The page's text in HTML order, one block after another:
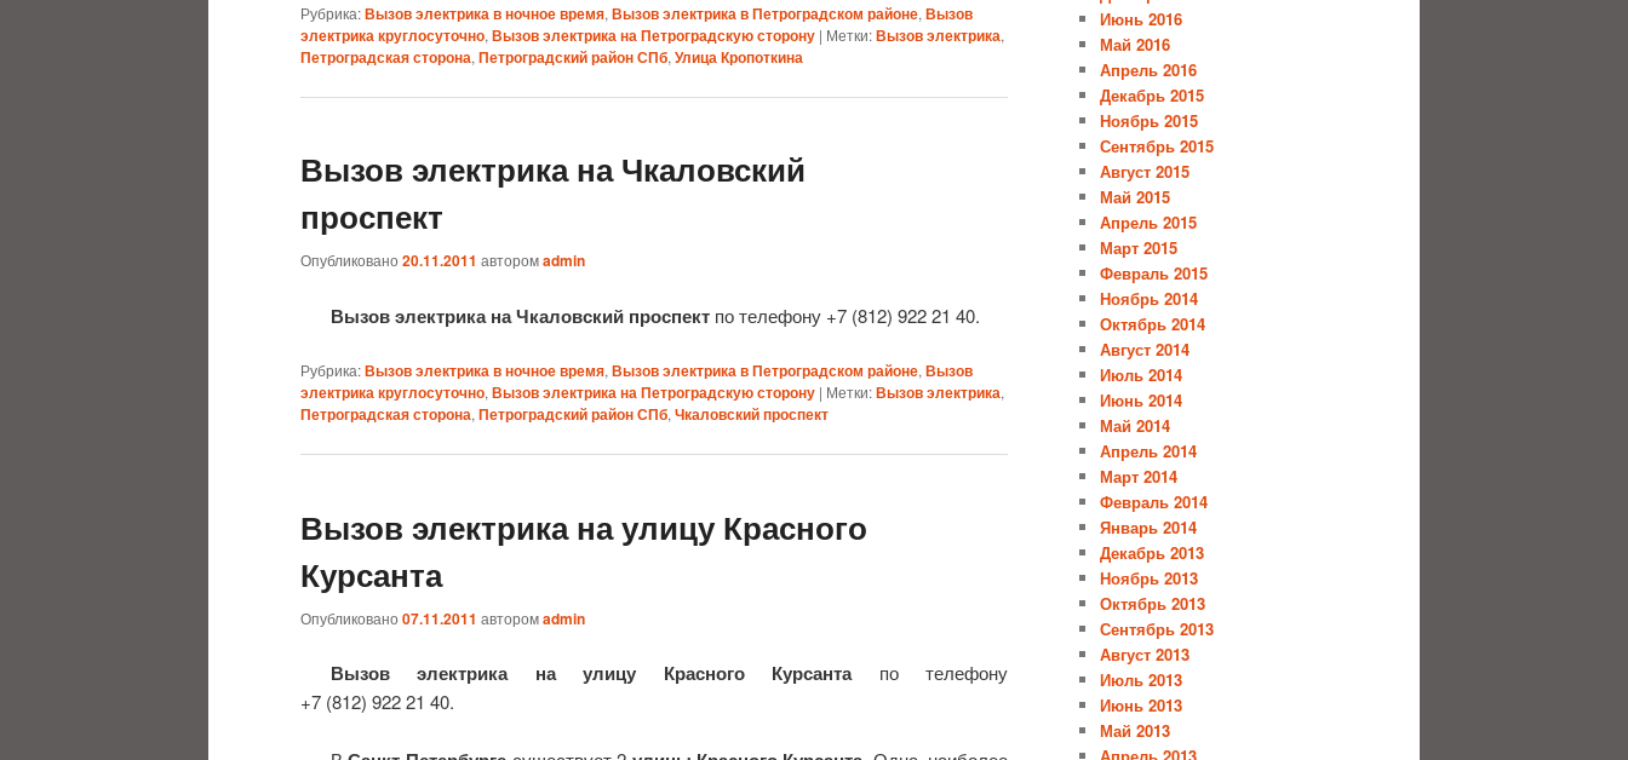
Рубрика:Вызов электрика в ночное время, Вызов электрика в Петроградском районе, Вызов
электрика круглосуточно, Вызов электрика на Петроградскую сторону | Метки:Вызов электрика,
Петроградская сторона, Петроградский район СПб, Улица Кропоткина
Вызов электрика на Чкаловский
проспект
Опубликовано 20.11.2011 авторомadmin
Вызов электрика на Чкаловский проспект по телефону +7 (812) 922 21 40.
Рубрика:Вызов электрика в ночное время, Вызов электрика в Петроградском районе, Вызов
электрика круглосуточно, Вызов электрика на Петроградскую сторону | Метки:Вызов электрика,
Петроградская сторона, Петроградский район СПб, Чкаловский проспект
Вызов электрика на улицу Красного
Курсанта
Опубликовано 07.11.2011 авторомadmin
Вызов электрика на улицу Красного Курсанта по телефону
+7 (812) 922 21 40.
Июнь 2016
Май 2016
Апрель 2016
Декабрь 2015
Ноябрь 2015
Сентябрь 2015
Август 2015
Май 2015
Апрель 2015
Март 2015
Февраль 2015
Ноябрь 2014
Октябрь 2014
Август 2014
Июль 2014
Июнь 2014
Май 2014
Апрель 2014
Март 2014
Февраль 2014
Январь 2014
Декабрь 2013
Ноябрь 2013
Октябрь 2013
Сентябрь 2013
Август 2013
Июль 2013
Июнь 2013
Май 2013
Апрель 2013